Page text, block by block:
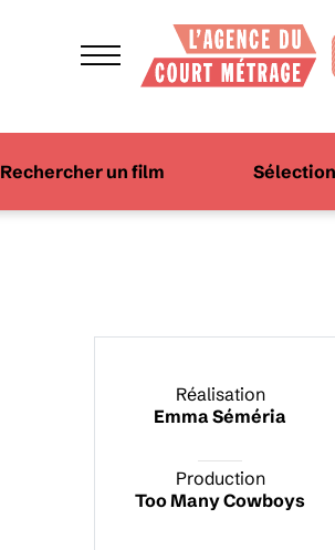
Rechercher un film
Réalisation
Emma Séméria
Production
Too Many Cowboys